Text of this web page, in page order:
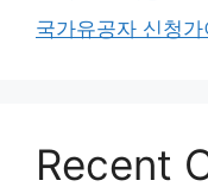
국가유공자 신청
Recent